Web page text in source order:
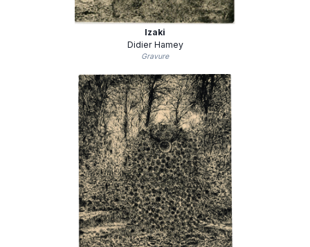
Izaki
Didier Hamey
Gravure